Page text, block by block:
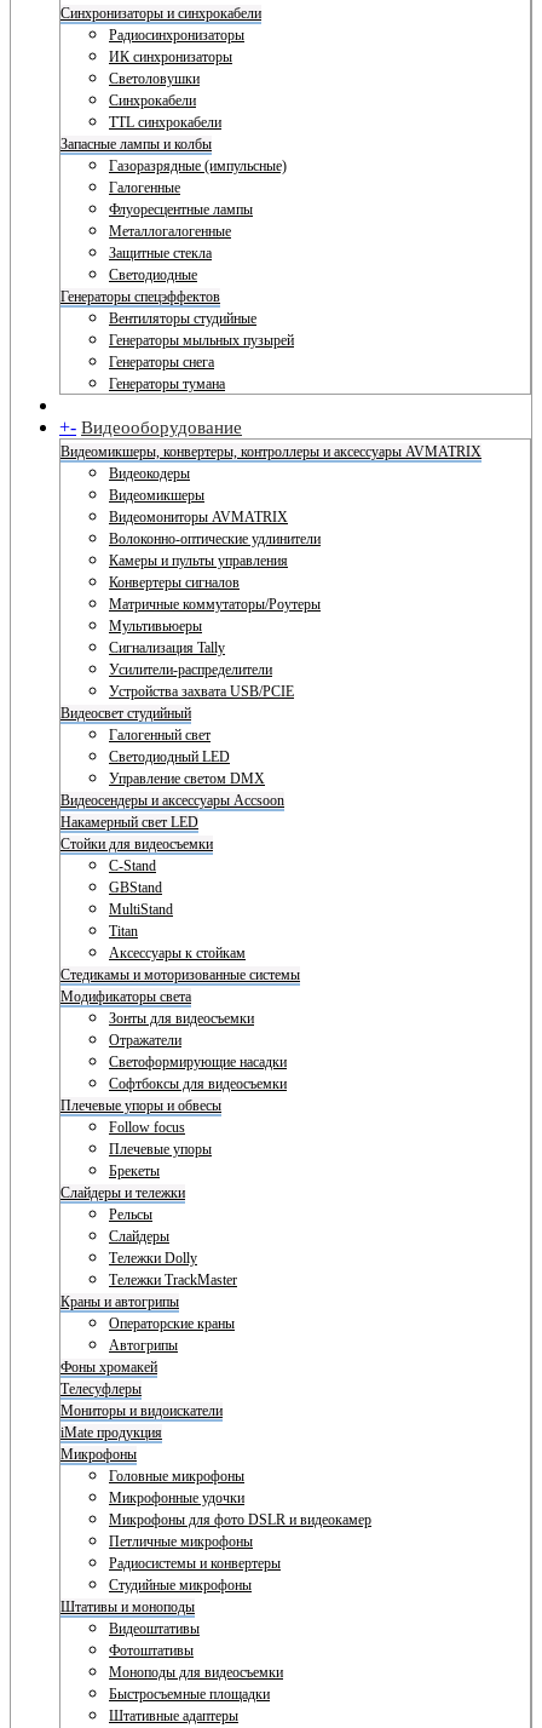
Синхронизаторы и синхрокабели
Радиосинхронизаторы
ИК синхронизаторы
Светоловушки
Синхрокабели
TTL синхрокабели
Запасные лампы и колбы
Газоразрядные (импульсные)
Галогенные
Флуоресцентные лампы
Металлогалогенные
Защитные стекла
Светодиодные
Генераторы спецэффектов
Вентиляторы студийные
Генераторы мыльных пузырей
Генераторы снега
Генераторы тумана
+- Видеооборудование
Видеомикшеры, конвертеры, контроллеры и аксессуары AVMATRIX
Видеокодеры
Видеомикшеры
Видеомониторы AVMATRIX
Волоконно-оптические удлинители
Камеры и пульты управления
Конвертеры сигналов
Матричные коммутаторы/Роутеры
Мультивьюеры
Сигнализация Tally
Усилители-распределители
Устройства захвата USB/PCIE
Видеосвет студийный
Галогенный свет
Светодиодный LED
Управление светом DMX
Видеосендеры и аксессуары Accsoon
Накамерный свет LED
Стойки для видеосъемки
C-Stand
GBStand
MultiStand
Titan
Аксессуары к стойкам
Стедикамы и моторизованные системы
Модификаторы света
Зонты для видеосъемки
Отражатели
Светоформирующие насадки
Софтбоксы для видеосъемки
Плечевые упоры и обвесы
Follow focus
Плечевые упоры
Брекеты
Слайдеры и тележки
Рельсы
Слайдеры
Тележки Dolly
Тележки TrackMaster
Краны и автогрипы
Операторские краны
Автогрипы
Фоны хромакей
Телесуфлеры
Мониторы и видоискатели
iMate продукция
Микрофоны
Головные микрофоны
Микрофонные удочки
Микрофоны для фото DSLR и видеокамер
Петличные микрофоны
Радиосистемы и конвертеры
Студийные микрофоны
Штативы и моноподы
Видеоштативы
Фотоштативы
Моноподы для видеосъемки
Быстросъемные площадки
Штативные адаптеры